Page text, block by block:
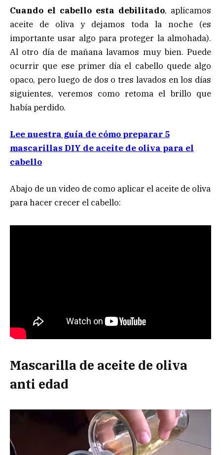
Cuando el cabello esta debilitado, aplicamos
aceite de oliva y dejamos toda la noche (es
importante usar algo para proteger la almohada).
Al otro día de mañana lavamos muy bien. Puede
ocurrir que ese primer día el cabello quede algo
opaco, pero luego de dos o tres lavados en los días
siguientes, veremos como retoma el brillo que
había perdido.
Lee nuestra guía de cómo preparar 5
mascarillas DIY de aceite de oliva para el
cabello
Abajo de un video de como aplicar el aceite de oliva
para hacer crecer el cabello:
Mascarilla de aceite de oliva
anti edad